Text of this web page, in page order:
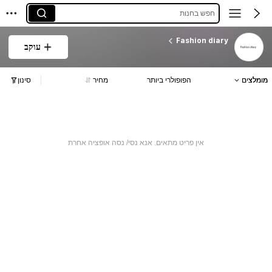
חפש בחנות
Fashion diary
עוקב
מומלצים הפופולרי ביותר מחיר סינון
אין פריט מתאים. אנא נסי/ נסה אופציה אחרת